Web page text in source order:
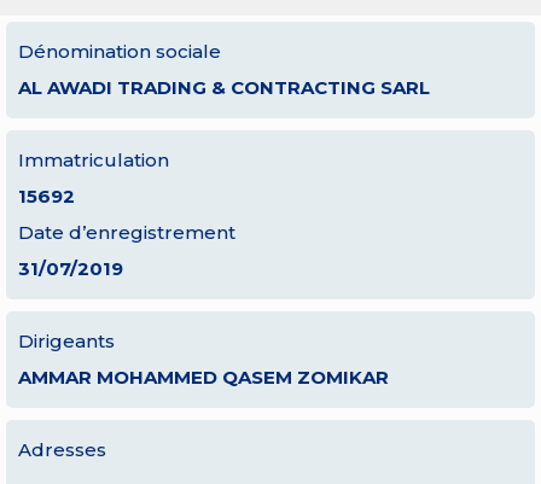
Dénomination sociale
AL AWADI TRADING & CONTRACTING SARL
Immatriculation
15692
Date d’enregistrement
31/07/2019
Dirigeants
AMMAR MOHAMMED QASEM ZOMIKAR
Adresses